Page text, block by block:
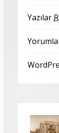
Yazılar